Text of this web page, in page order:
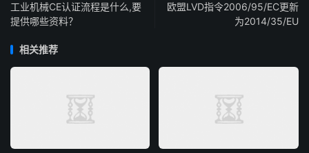
工业机械CE认证流程是什么,要
提供哪些资料？
欧盟LVD指令2006/95/EC更新
为2014/35/EU
相关推荐